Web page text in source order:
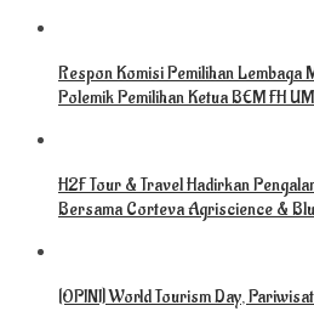
Respon Komisi Pemilihan Lembaga
Polemik Pemilihan Ketua BEM FH
H2F Tour & Travel Hadirkan
Bersama Corteva Agriscience &
[OPINI] World Tourism Day,